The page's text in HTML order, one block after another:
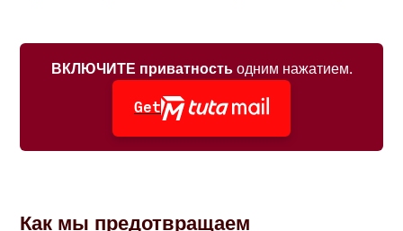
ВКЛЮЧИТЕ приватностьодним нажатием.
Get
Как мы предотвращаем